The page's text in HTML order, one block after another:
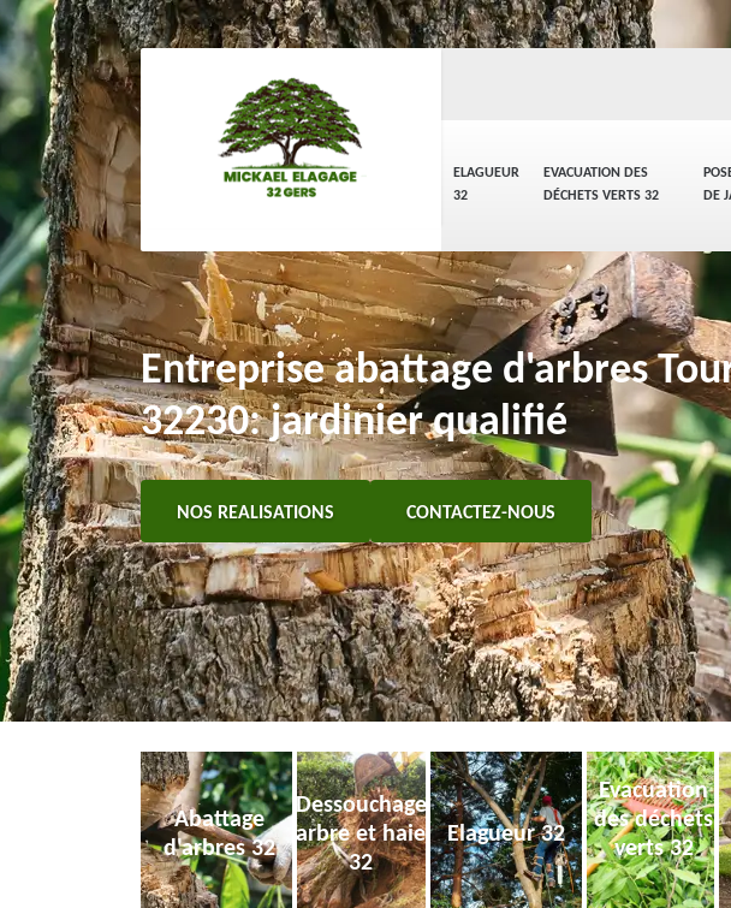
ELAGUEUR
32
EVACUATION DES
DÉCHETS VERTS 32
DE
Entreprise abattage d'arbres
32230: jardinier qualifié
NOS REALISATIONS CONTACTEZ-NOUS
Abattage
d'arbres 32
Dessouchage
arbre et haie
32
Elagueur 32
Evacuation
des déchets
verts 32